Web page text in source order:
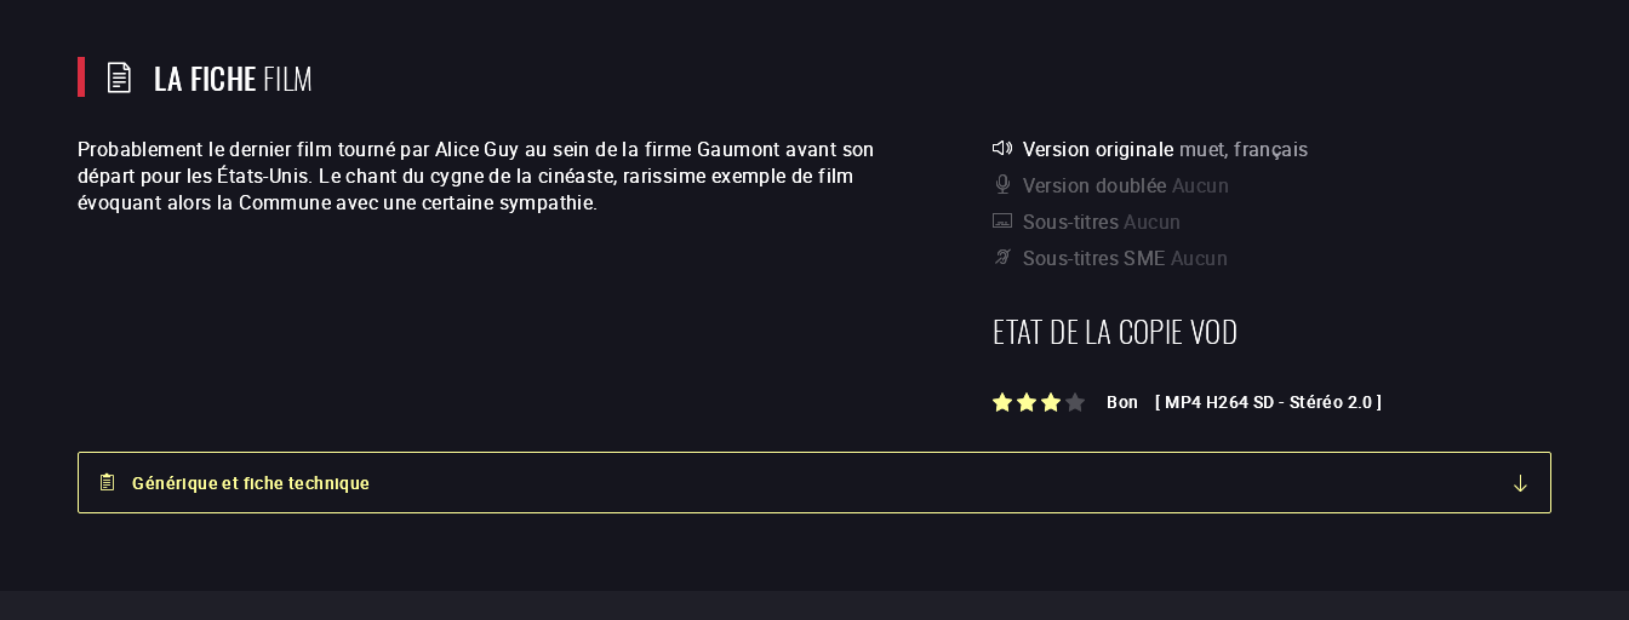
LA FICHEFILM
Probablement le dernier film tourné par Alice Guy au sein de la firme Gaumont avant son
départ pour les États-Unis. Le chant du cygne de la cinéaste, rarissime exemple de film
évoquant alors la Commune avec une certaine sympathie.
Version originale muet, français
Version doublée Aucun
Sous-titres Aucun
Sous-titres SME Aucun
ETAT DE LA COPIE VOD
Bon [ MP4 H264 SD - Stéréo 2.0 ]
Générique et fiche technique